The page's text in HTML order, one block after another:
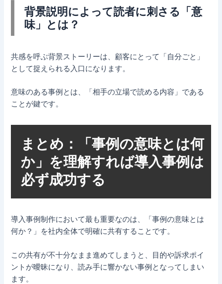
背景説明によって読者に刺さる「意
味」とは？
共感を呼ぶ背景ストーリーは、顧客にとって「自分ごと」
として捉えられる入口になります。
意味のある事例とは、「相手の立場で読める内容」である
ことが鍵です。
まとめ：「事例の意味とは何
か」を理解すれば導入事例は
必ず成功する
導入事例制作において最も重要なのは、「事例の意味とは
何か？」を社内全体で明確に共有することです。
この共有が不十分なまま進めてしまうと、目的や訴求ポイ
ントが曖昧になり、読み手に響かない事例となってしまい
ます。